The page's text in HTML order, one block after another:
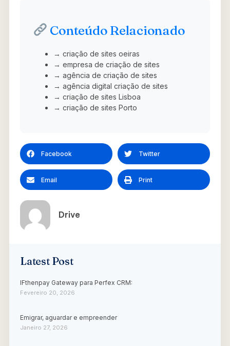
Conteúdo Relacionado
→ criação de sites oeiras
→ empresa de criação de sites
→ agência de criação de sites
→ agência digital criação de sites
→ criação de sites Lisboa
→ criação de sites Porto
Facebook Twitter
Email Print
Drive
Latest Post
IFthenpay Gateway para Perfex CRM:
Fevereiro 20, 2026
Emigrar, aguardar e empreender
Janeiro 27, 2026